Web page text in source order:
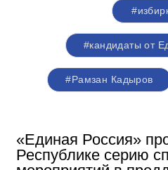
#кандидаты от
#Рамзан Кадыров
«Единая Россия»
Республике серию